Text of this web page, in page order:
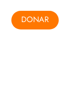
DONAR